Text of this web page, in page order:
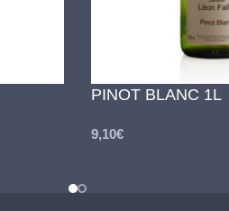
PINOT BLANC 1L
9,10€